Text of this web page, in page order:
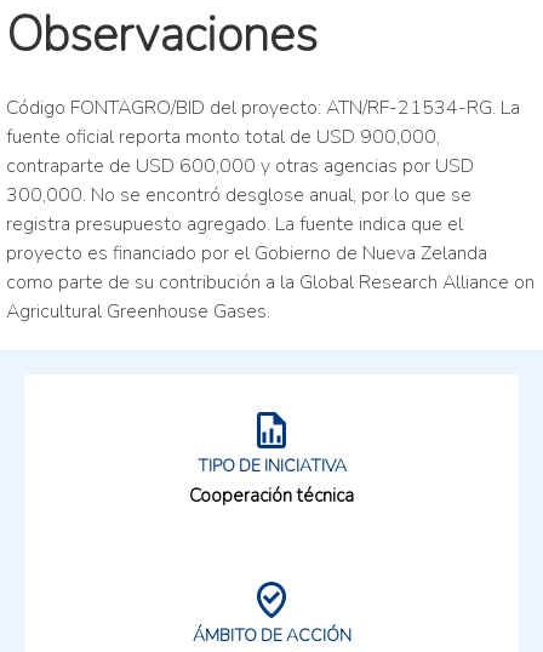
Observaciones
Código FONTAGRO/BID del proyecto: ATN/RF-21534-RG. La
fuente oficial reporta monto total de USD 900,000,
contraparte de USD 600,000 y otras agencias por USD
300,000. No se encontró desglose anual, por lo que se
registra presupuesto agregado. La fuente indica que el
proyecto es financiado por el Gobierno de Nueva Zelanda
como parte de su contribución a la Global Research Alliance on
Agricultural Greenhouse Gases.
TIPO DE INICIATIVA
Cooperación técnica
ÁMBITO DE ACCIÓN